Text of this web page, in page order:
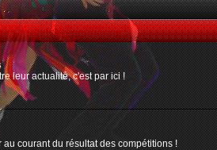
leur actualité, c'est par ici !
au courant du résultat des compétitions !